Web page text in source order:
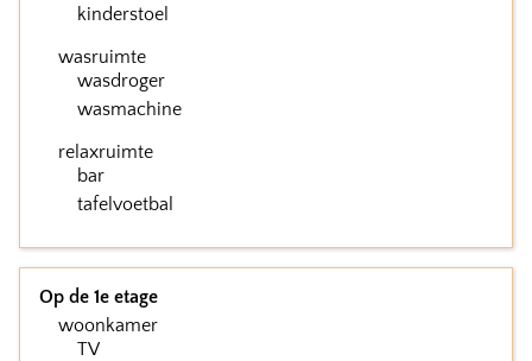
kinderstoel
wasruimte
wasdroger
wasmachine
relaxruimte
bar
tafelvoetbal
Op de 1e etage
woonkamer
TV